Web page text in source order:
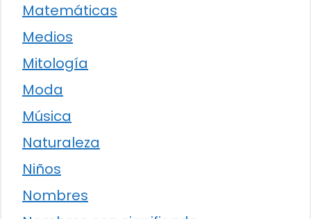
Matemáticas
Medios
Mitología
Moda
Música
Naturaleza
Niños
Nombres